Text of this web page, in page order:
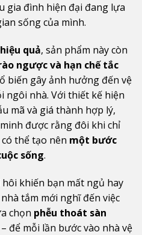
gia đình hiện đại đang lựa
sống của mình.
quả, sản phẩm này còn
ngược và hạn chế tắc
biến gây ảnh hưởng đến vệ
ngôi nhà. Với thiết kế hiện
mã và giá thành hợp lý,
được rằng đôi khi chỉ
thể tạo nên một bước
sống.
khiến bạn mất ngủ hay
tắm mới nghĩ đến việc
chọn phễu thoát sàn
để mỗi lần bước vào nhà vệ